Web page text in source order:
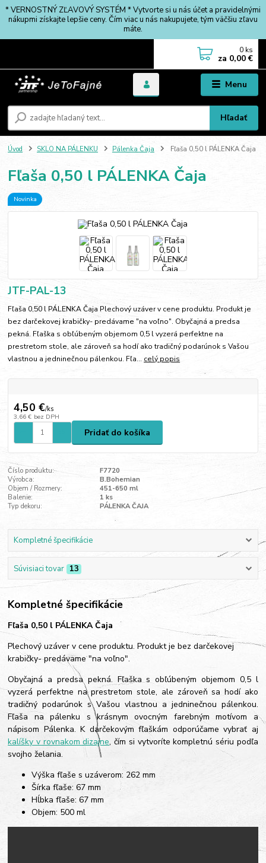
* VERNOSTNÝ ZĽAVOVÝ SYSTÉM * Vytvorte si u nás účet a pravidelnými
nákupmi získajte lepšie ceny. Čím viac u nás nakupujete, tým väčšiu zľavu
máte.
Menu
Hľadať
0 ks
za 0,00 €
Úvod SKLO NA PÁLENKU Pálenka Čaja Fľaša 0,50 l PÁLENKA Čaja
Fľaša 0,50 l PÁLENKA Čaja
Novinka
JTF-PAL-13
Fľaša 0,50 l PÁLENKA Čaja Plechový uzáver v cene produktu. Produkt je
bez darčekovej krabičky- predávame "na voľno". Obyčajná a predsa
pekná. Fľaška s obľúbeným objemom 0,5 l vyzerá perfektne na
prestretom stole, ale zároveň sa hodí ako tradičný podarúnok s Vašou
vlastnou a jedninečnou pálenkou. Fľa... celý popis
4,50 €/ks
3,66 € bez DPH
Pridať do košíka
Číslo produktu:
F7720
Výrobca:
B.Bohemian
Objem / Rozmery:
451-650 ml
Balenie:
1 ks
Typ dekoru:
PÁLENKA ČAJA
Kompletné špecifikácie
Súvisiaci tovar 13
Kompletné špecifikácie
Fľaša 0,50 l PÁLENKA Čaja
Plechový uzáver v cene produktu. Produkt je bez darčekovej
krabičky- predávame "na voľno".
Obyčajná a predsa pekná. Fľaška s obľúbeným objemom 0,5 l
vyzerá perfektne na prestretom stole, ale zároveň sa hodí ako
tradičný podarúnok s Vašou vlastnou a jedninečnou pálenkou.
Fľaša na pálenku s krásnym ovocným farebným motívom a
nápisom Pálenka. K darčekovým fľaškám odporúčame vybrať aj
kalíšky v rovnakom dizajne, čím si vytvoríte kompletnú sériu podľa
svojho želania.
Výška fľaše s uzáverom: 262 mm
Šírka fľaše: 67 mm
Hĺbka fľaše: 67 mm
Objem: 500 ml